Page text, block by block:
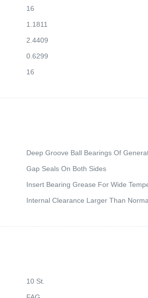
16
1.1811
2.4409
0.6299
16
Deep Groove Ball Bearings Of
Gap Seals On Both Sides
Insert Bearing Grease For Wide
Internal Clearance Larger Than
10 St.